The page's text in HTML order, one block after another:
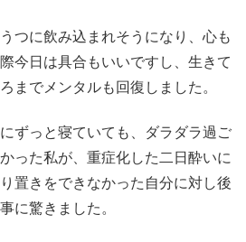
つに飲み込まれそうになり、心も
今日は具合もいいですし、生きて
までメンタルも回復しました。
ずっと寝ていても、ダラダラ過ご
った私が、重症化した二日酔いに
置きをできなかった自分に対し後
に驚きました。